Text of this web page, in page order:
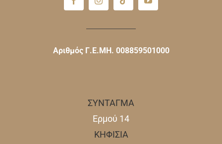
Αριθμός Γ.Ε.ΜΗ. 008859501000
ΣΥΝΤΑΓΜΑ
Ερμού 14
ΚΗΦΙΣΙΑ